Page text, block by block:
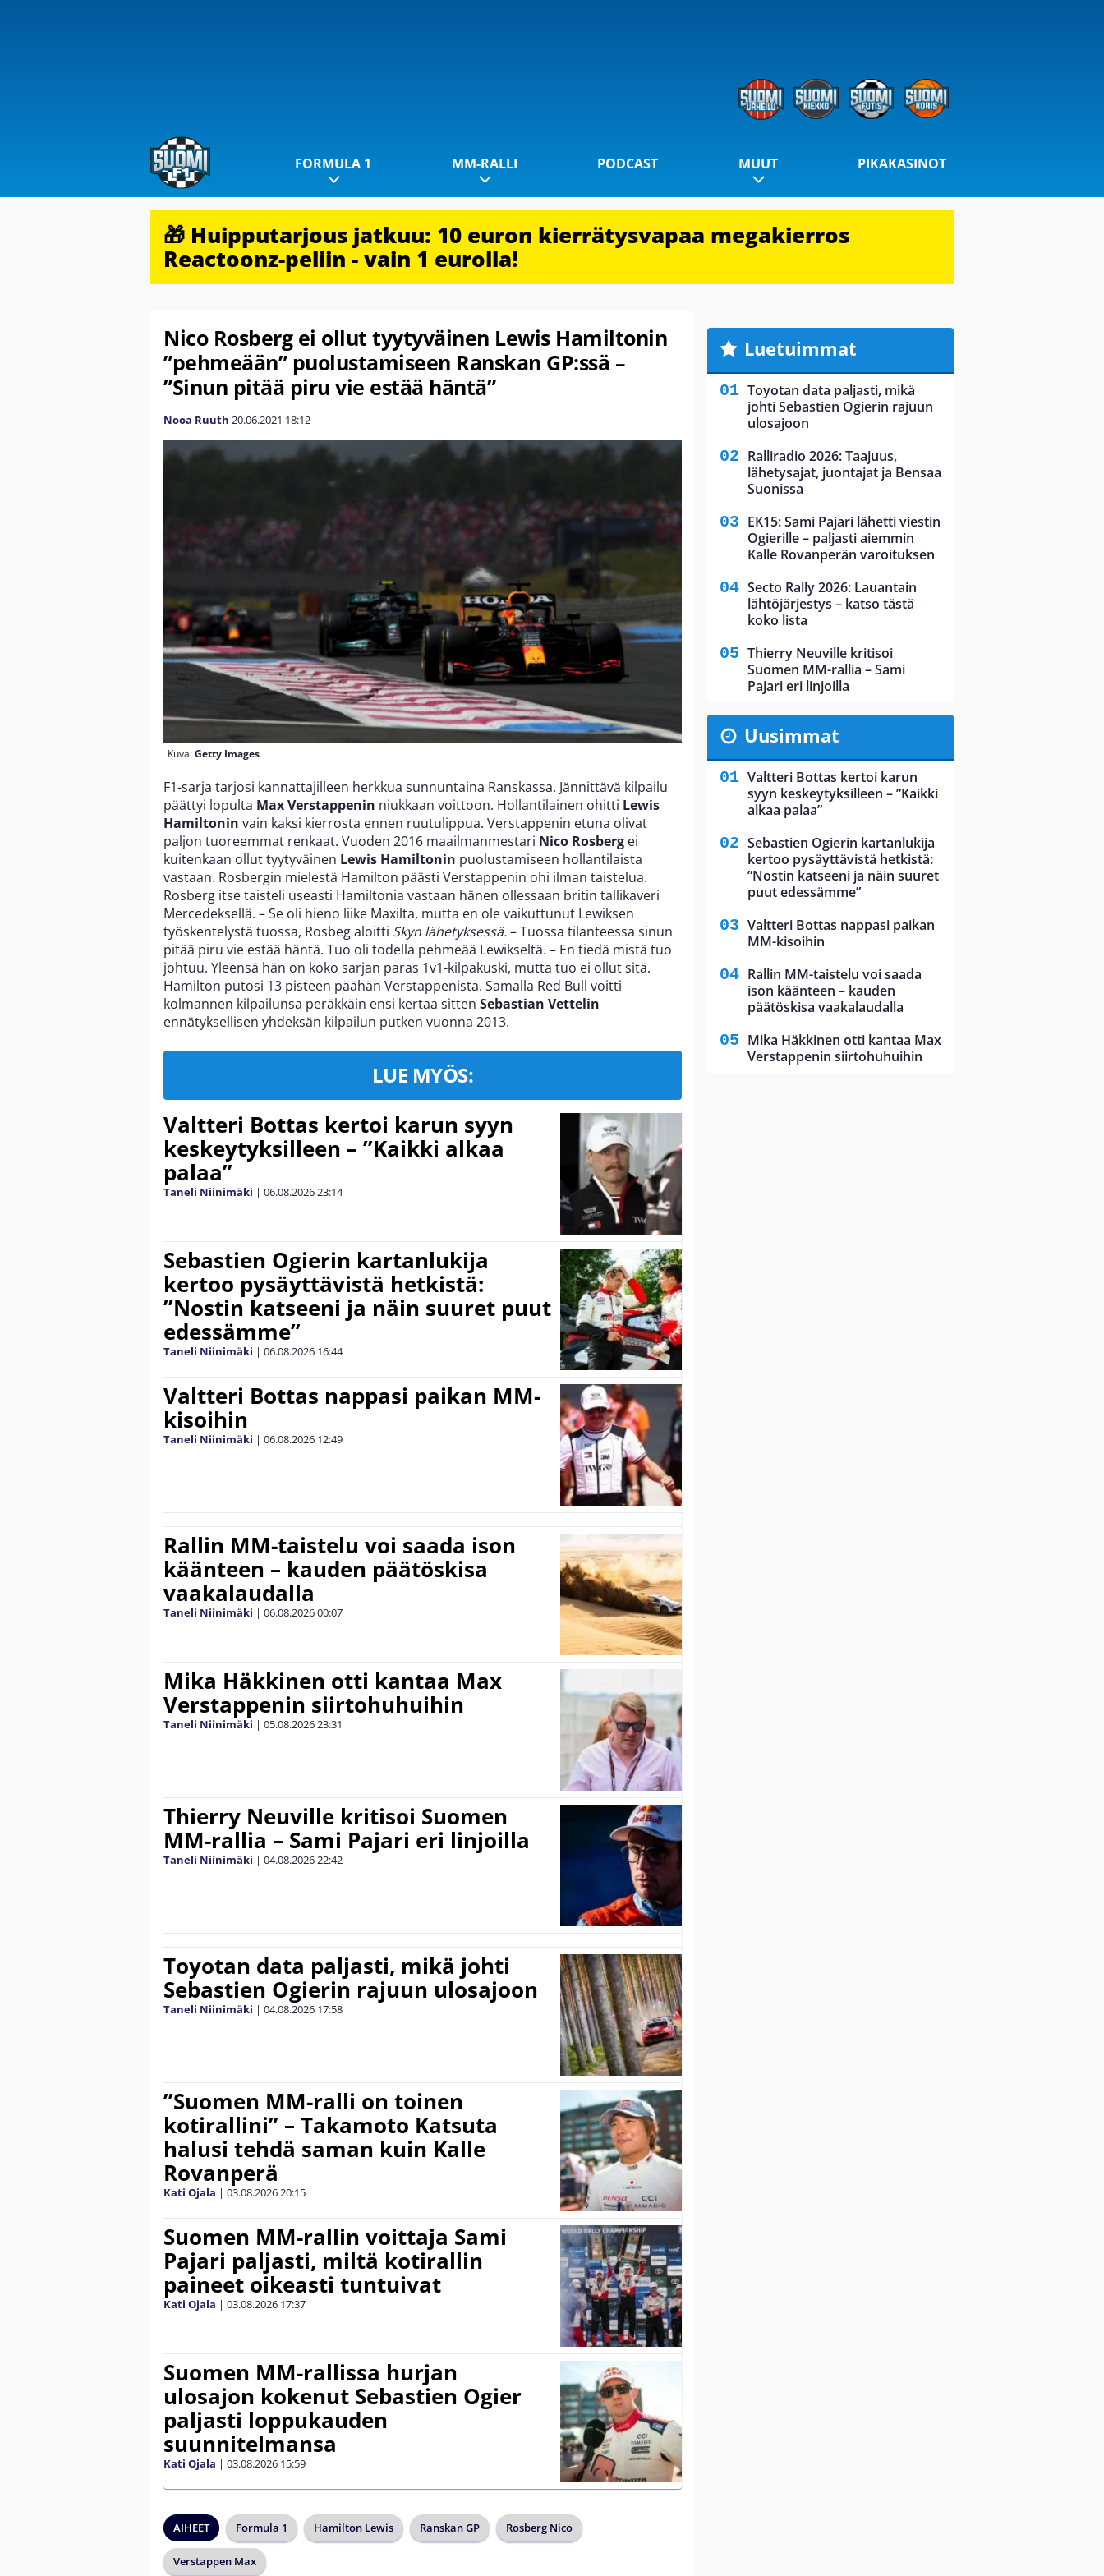
FORMULA 1 MM-RALLI PODCAST MUUT PIKAKASINOT
🎁 Huipputarjous jatkuu: 10 euron kierrätysvapaa megakierros
Reactoonz-peliin - vain 1 eurolla!
Nico Rosberg ei ollut tyytyväinen Lewis Hamiltonin
”pehmeään” puolustamiseen Ranskan GP:ssä –
”Sinun pitää piru vie estää häntä”
Nooa Ruuth 20.06.2021 18:12
Kuva:Getty Images
F1-sarja tarjosi kannattajilleen herkkua sunnuntaina Ranskassa. Jännittävä kilpailu
päättyi lopulta Max Verstappenin niukkaan voittoon. Hollantilainen ohitti Lewis
Hamiltonin vain kaksi kierrosta ennen ruutulippua. Verstappenin etuna olivat
paljon tuoreemmat renkaat. Vuoden 2016 maailmanmestari Nico Rosberg ei
kuitenkaan ollut tyytyväinen Lewis Hamiltonin puolustamiseen hollantilaista
vastaan. Rosbergin mielestä Hamilton päästi Verstappenin ohi ilman taistelua.
Rosberg itse taisteli useasti Hamiltonia vastaan hänen ollessaan britin tallikaveri
Mercedeksellä. – Se oli hieno liike Maxilta, mutta en ole vaikuttunut Lewiksen
työskentelystä tuossa, Rosbeg aloitti Skyn lähetyksessä.– Tuossa tilanteessa sinun
pitää piru vie estää häntä. Tuo oli todella pehmeää Lewikseltä. – En tiedä mistä tuo
johtuu. Yleensä hän on koko sarjan paras 1v1-kilpakuski, mutta tuo ei ollut sitä.
Hamilton putosi 13 pisteen päähän Verstappenista. Samalla Red Bull voitti
kolmannen kilpailunsa peräkkäin ensi kertaa sitten Sebastian Vettelin
ennätyksellisen yhdeksän kilpailun putken vuonna 2013.
LUE MYÖS:
Valtteri Bottas kertoi karun syyn
keskeytyksilleen – ”Kaikki alkaa
palaa”
Taneli Niinimäki | 06.08.202623:14
Sebastien Ogierin kartanlukija
kertoo pysäyttävistä hetkistä:
”Nostin katseeni ja näin suuret puut
edessämme”
Taneli Niinimäki | 06.08.2026 16:44
Valtteri Bottas nappasi paikan MM-
kisoihin
Taneli Niinimäki | 06.08.2026 12:49
Rallin MM-taistelu voi saada ison
käänteen – kauden päätöskisa
vaakalaudalla
Taneli Niinimäki | 06.08.202600:07
Mika Häkkinen otti kantaa Max
Verstappenin siirtohuhuihin
Taneli Niinimäki | 05.08.202623:31
Thierry Neuville kritisoi Suomen
MM-rallia – Sami Pajari eri linjoilla
Taneli Niinimäki | 04.08.202622:42
Toyotan data paljasti, mikä johti
Sebastien Ogierin rajuun ulosajoon
Taneli Niinimäki | 04.08.2026 17:58
”Suomen MM-ralli on toinen
kotirallini” – Takamoto Katsuta
halusi tehdä saman kuin Kalle
Rovanperä
Kati Ojala | 03.08.202620:15
Suomen MM-rallin voittaja Sami
Pajari paljasti, miltä kotirallin
paineet oikeasti tuntuivat
Kati Ojala | 03.08.2026 17:37
Suomen MM-rallissa hurjan
ulosajon kokenut Sebastien Ogier
paljasti loppukauden
suunnitelmansa
Kati Ojala | 03.08.2026 15:59
AIHEET Formula 1 Hamilton Lewis Ranskan GP Rosberg Nico
Verstappen Max
Luetuimmat
Toyotan data paljasti, mikä
johti Sebastien Ogierin rajuun
ulosajoon
Ralliradio 2026: Taajuus,
lähetysajat, juontajat ja Bensaa
Suonissa
EK15: Sami Pajari lähetti viestin
Ogierille – paljasti aiemmin
Kalle Rovanperän varoituksen
Secto Rally 2026: Lauantain
lähtöjärjestys – katso tästä
koko lista
Thierry Neuville kritisoi
Suomen MM-rallia – Sami
Pajari eri linjoilla
Uusimmat
Valtteri Bottas kertoi karun
syyn keskeytyksilleen – ”Kaikki
alkaa palaa”
Sebastien Ogierin kartanlukija
kertoo pysäyttävistä hetkistä:
”Nostin katseeni ja näin suuret
puut edessämme”
Valtteri Bottas nappasi paikan
MM-kisoihin
Rallin MM-taistelu voi saada
ison käänteen – kauden
päätöskisa vaakalaudalla
Mika Häkkinen otti kantaa Max
Verstappenin siirtohuhuihin